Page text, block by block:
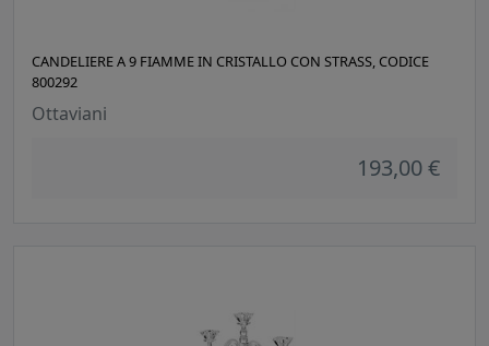
CANDELIERE A 9 FIAMME IN CRISTALLO CON STRASS, CODICE
800292
Ottaviani
193,00 €